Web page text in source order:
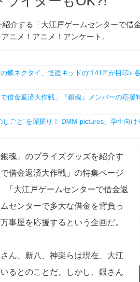
紹介する「大江戸ゲームセンターで
ニメ！アニメ！アンケート。
の蝶ネクタイ、怪盗キッドの“1412”が目印♪
で借金返済大作戦」『銀魂』メンバーの応援
しごと”を深掘り！ DMM pictures、学生向
魂』のプライズグッズを紹介す
借金返済大作戦」の特集ページ
「大江戸ゲームセンターで借金返
センターで多大な借金を背負っ
事屋を応援するという企画だ。
ん、新八、神楽らは現在、大江
るとのことだ。しかし、銀さん